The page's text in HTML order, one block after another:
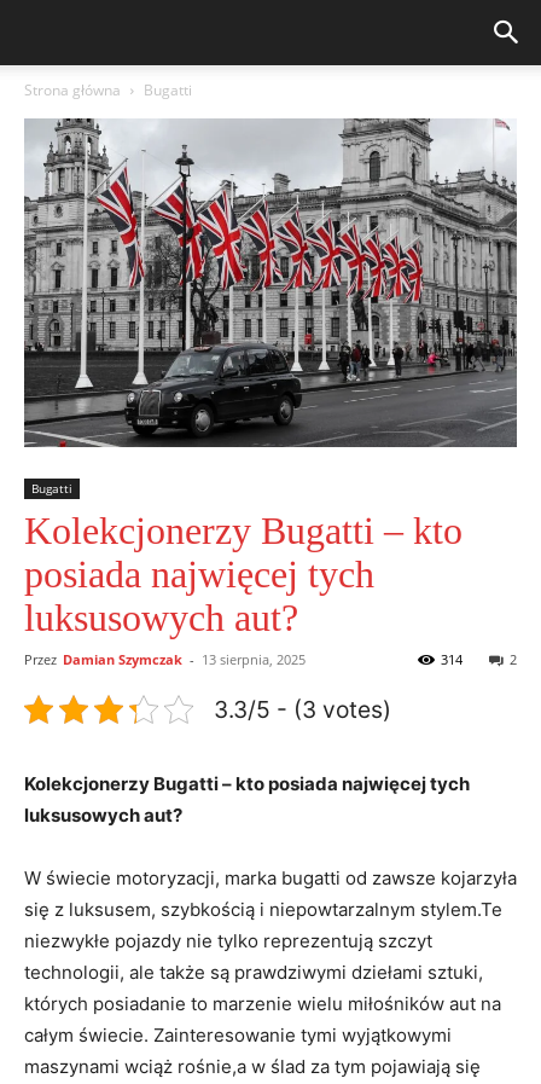
Strona główna Bugatti
Bugatti
Kolekcjonerzy Bugatti – kto
posiada najwięcej tych
luksusowych aut?
Przez Damian Szymczak - 13 sierpnia, 2025 2
314
3.3/5 - (3 votes)
Kolekcjonerzy Bugatti ⁣– kto posiada⁤ najwięcej tych
luksusowych aut?
W świecie motoryzacji, ⁣marka bugatti od zawsze ‌kojarzyła
się z luksusem, szybkością i niepowtarzalnym stylem.Te
niezwykłe pojazdy nie tylko reprezentują⁢ szczyt
technologii, ale także⁣ są prawdziwymi dziełami sztuki,
których posiadanie ‍to marzenie wielu miłośników aut ⁤na
całym świecie. Zainteresowanie tymi wyjątkowymi
maszynami wciąż rośnie,a w ślad​ za tym pojawiają się